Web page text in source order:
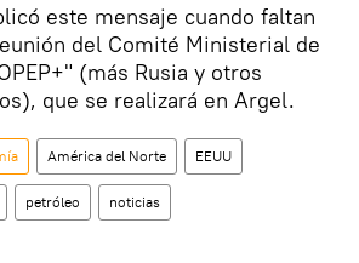
este mensaje cuando faltan
del Comité Ministerial de
(más Rusia y otros
que se realizará en Argel.
América del Norte EEUU
petróleo noticias